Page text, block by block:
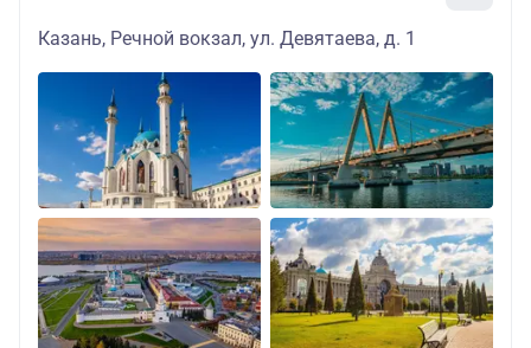
Казань, Речной вокзал, ул. Девятаева, д. 1